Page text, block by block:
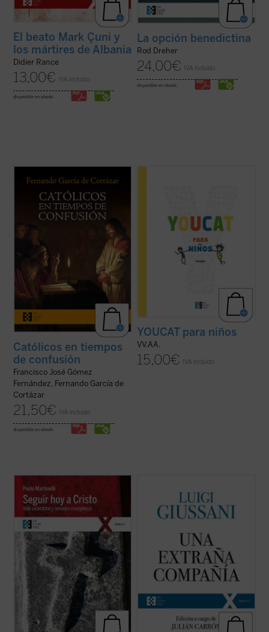
El beato Mark Çuni y
los mártires de Albania
Didier Rance
13,00€ IVA incluido
disponible en ebook:
La opción benedictina
Rod Dreher
24,00€ IVA incluido
disponible en ebook:
manifiesto a favor de que el humanismo de
tradición cristiana vuelva a ser la
referencia que nos defina, de tal forma que
nuestros valores, los propios de la
civilización occidental, recuperen su ...
Católicos en tiempos
de confusión
Francisco José Gómez
Fernández, Fernando García de
Cortázar
21,50€ IVA incluido
disponible en ebook:
YOUCAT para niños
VV.AA.
15,00€ IVA incluido
espirituales dirigidos a sacerdotes, se
ofrece como un instrumento altamente
valioso de reflexión para todo cristiano --
cualquiera que sea su estado de vida--
sobre los consejos evangélicos (pobreza,
(ver ficha)
pronunciadas por don Luigi Giussani --y los
diálogos a que dieron lugar las mismas--
durante los tres primeros Ejercicios
espirituales de la Fraternidad de Comunión